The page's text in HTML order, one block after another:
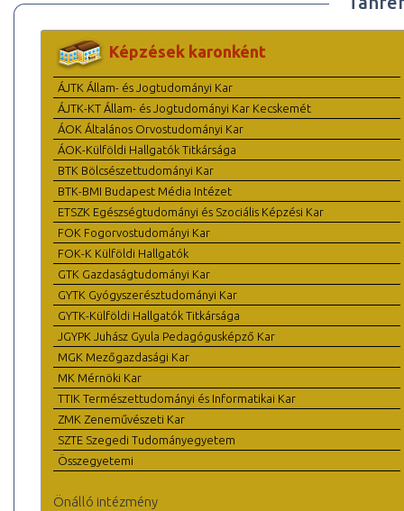
Képzések karonként
ÁJTK Állam- és Jogtudományi Kar
ÁJTK-KT Állam- és Jogtudományi Kar Kecskemét
ÁOK Általános Orvostudományi Kar
ÁOK-Külföldi Hallgatók Titkársága
BTK Bölcsészettudományi Kar
BTK-BMI Budapest Média Intézet
ETSZK Egészségtudományi és Szociális Képzési Kar
FOK Fogorvostudományi Kar
FOK-K Külföldi Hallgatók
GTK Gazdaságtudományi Kar
GYTK Gyógyszerésztudományi Kar
GYTK-Külföldi Hallgatók Titkársága
JGYPK Juhász Gyula Pedagógusképző Kar
MGK Mezőgazdasági Kar
MK Mérnöki Kar
TTIK Természettudományi és Informatikai Kar
ZMK Zeneművészeti Kar
SZTE Szegedi Tudományegyetem
Összegyetemi
Önálló intézmény